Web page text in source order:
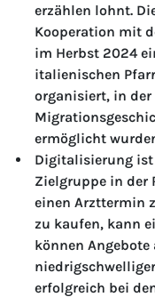
erzählen lohnt.
Kooperation mit
im Herbst 2024
italienischen
organisiert, in
ermöglicht
Digitalisierung ist
Zielgruppe in der
einen Arzttermin
zu kaufen, kann
können
erfolgreich bei